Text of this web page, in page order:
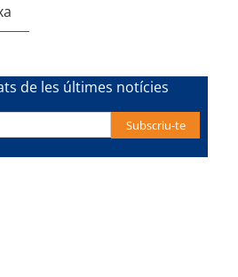
de les últimes notícies